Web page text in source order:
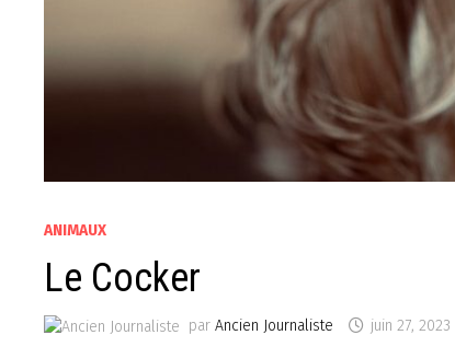
ANIMAUX
Le Cocker
parAncien Journaliste juin 27, 2023